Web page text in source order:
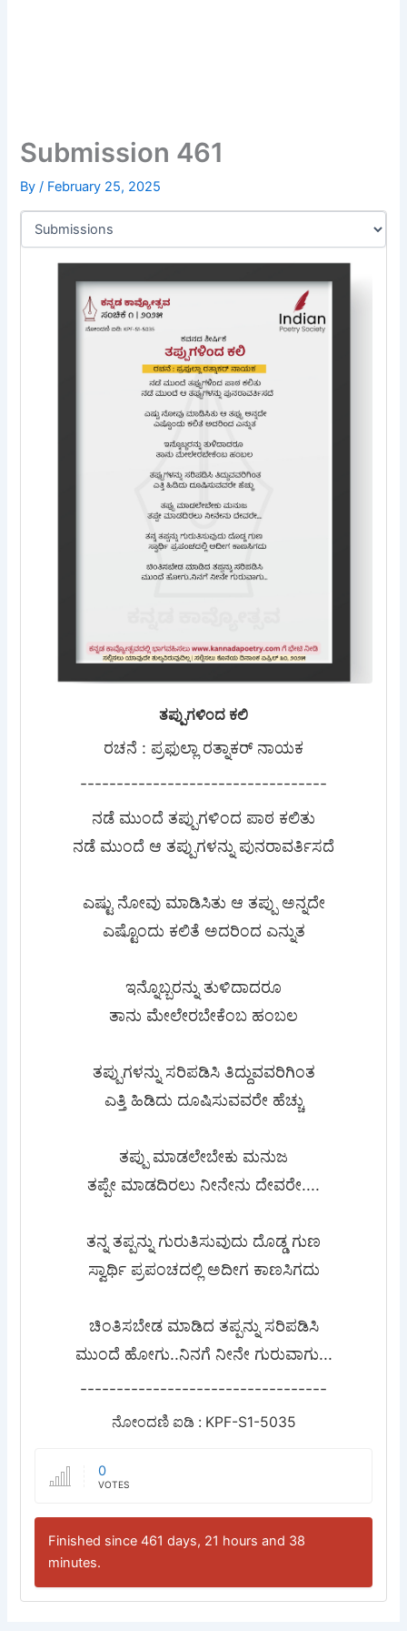
Submission 461
By/ February 25, 2025
ತಪ್ಪುಗಳಿಂದ ಕಲಿ
ರಚನೆ : ಪ್ರಫುಲ್ಲಾ ರತ್ನಾಕರ್ ನಾಯಕ
----------------------------------
ನಡೆ ಮುಂದೆ ತಪ್ಪುಗಳಿಂದ ಪಾಠ ಕಲಿತು
ನಡೆ ಮುಂದೆ ಆ ತಪ್ಪುಗಳನ್ನು ಪುನರಾವರ್ತಿಸದೆ
ಎಷ್ಟು ನೋವು ಮಾಡಿಸಿತು ಆ ತಪ್ಪು ಅನ್ನದೇ
ಎಷ್ಟೊಂದು ಕಲಿತೆ ಅದರಿಂದ ಎನ್ನುತ
ಇನ್ನೊಬ್ಬರನ್ನು ತುಳಿದಾದರೂ
ತಾನು ಮೇಲೇರಬೇಕೆಂಬ ಹಂಬಲ
ತಪ್ಪುಗಳನ್ನು ಸರಿಪಡಿಸಿ ತಿದ್ದುವವರಿಗಿಂತ
ಎತ್ತಿ ಹಿಡಿದು ದೂಷಿಸುವವರೇ ಹೆಚ್ಚು
ತಪ್ಪು ಮಾಡಲೇಬೇಕು ಮನುಜ
ತಪ್ಪೇ ಮಾಡದಿರಲು ನೀನೇನು ದೇವರೇ....
ತನ್ನ ತಪ್ಪನ್ನು ಗುರುತಿಸುವುದು ದೊಡ್ಡ ಗುಣ
ಸ್ವಾರ್ಥಿ ಪ್ರಪಂಚದಲ್ಲಿ ಅದೀಗ ಕಾಣಸಿಗದು
ಚಿಂತಿಸಬೇಡ ಮಾಡಿದ ತಪ್ಪನ್ನು ಸರಿಪಡಿಸಿ
ಮುಂದೆ ಹೋಗು..ನಿನಗೆ ನೀನೇ ಗುರುವಾಗು...
----------------------------------
ನೋಂದಣಿ ಐಡಿ : KPF-S1-5035
0
VOTES
Finished since 461 days, 21 hours and 38
minutes.